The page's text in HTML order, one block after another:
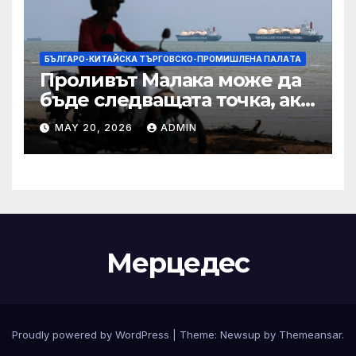
БЪЛГАРО-КИТАЙСКА ТЪРГОВСКО-ПРОМИШЛЕНА ПАЛAТА
Проливът Малака може да
бъде следващата точка, ако
Азия не внимава
MAY 20, 2026 ADMIN
Мерцедес
Proudly powered by WordPress Theme: Newsup by Themeansar.